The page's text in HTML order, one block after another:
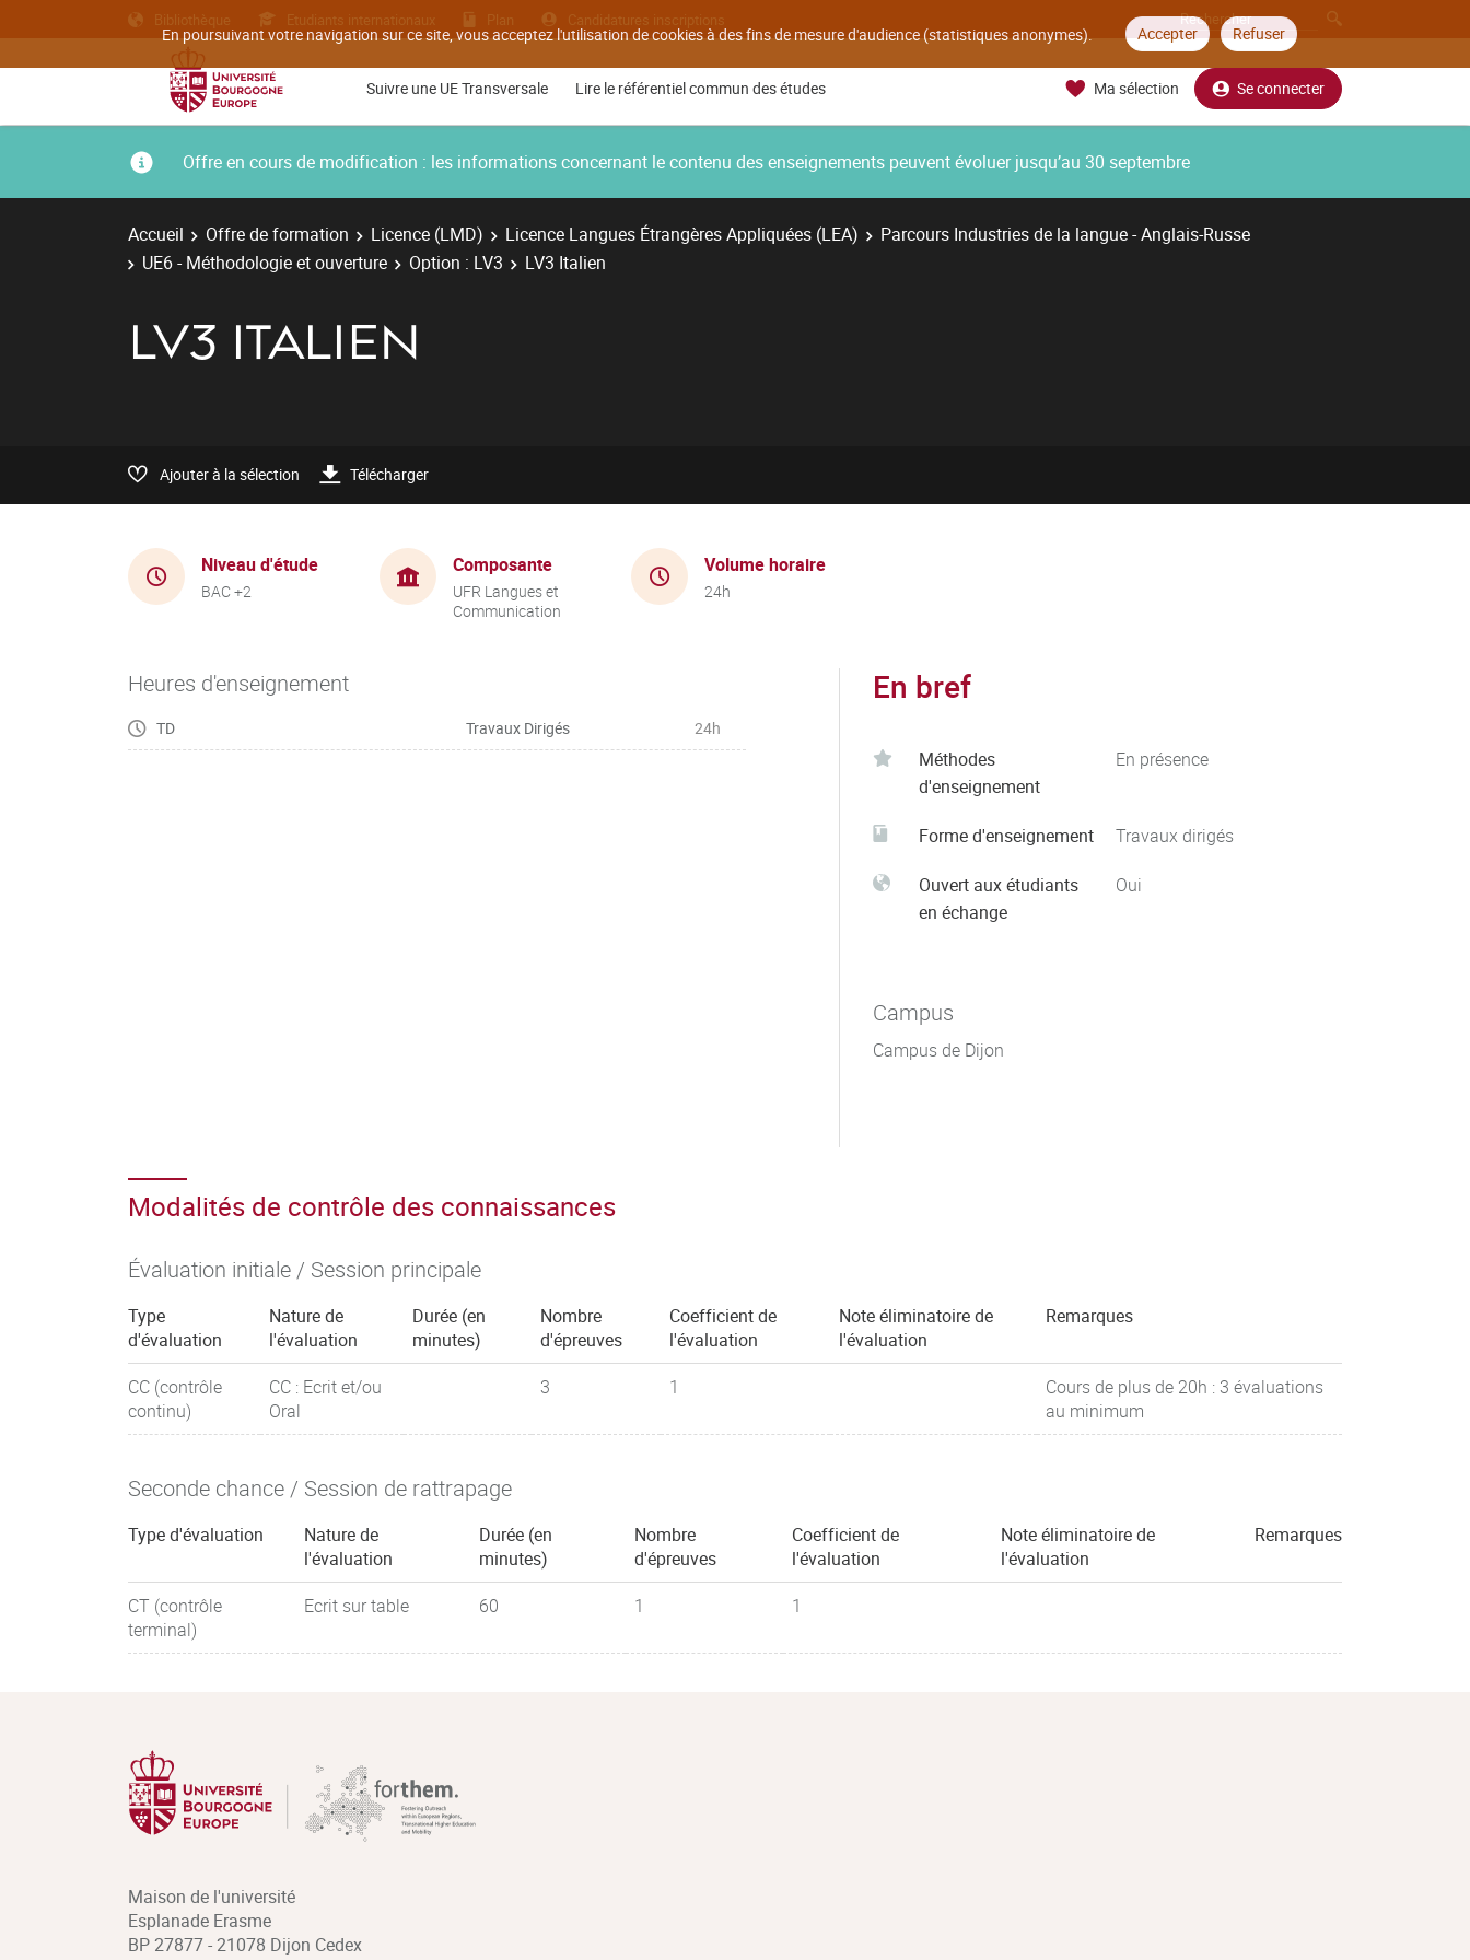
En poursuivant votre navigation sur ce site, vous acceptez l'utilisation de cookies à des fins de mesure d'audience (statistiques anonymes). Accepter Refuser
Bibliothèque Etudiants internationaux Plan Candidatures inscriptions
Suivre une UE Transversale Lire le référentiel commun des études Ma sélection Se connecter
Offre en cours de modification : les informations concernant le contenu des enseignements peuvent évoluer jusqu’au 30 septembre
Accueil Offre de formation Licence (LMD) Licence Langues Étrangères Appliquées (LEA)
Parcours Industries de la langue - Anglais-Russe
UE6 - Méthodologie et ouverture
Option : LV3 LV3 Italien
LV3 ITALIEN
Ajouter à la sélection Télécharger
Niveau d'étude
BAC +2
Composante
UFR Langues et
Communication
Volume horaire
24h
Heures d'enseignement
TD Travaux Dirigés 24h
En bref
Méthodes
d'enseignement
En présence
Forme d'enseignement Travaux dirigés
Ouvert aux étudiants
en échange
Oui
Campus
Campus de Dijon
Modalités de contrôle des connaissances
Évaluation initiale / Session principale
Type
d'évaluation
Nature de
l'évaluation
Durée (en
minutes)
Nombre
d'épreuves
Coefficient de
l'évaluation
Note éliminatoire de
l'évaluation
Remarques
CC (contrôle
continu)
CC : Ecrit et/ou
Oral
3 1
Cours de plus de 20h : 3 évaluations
au minimum
Seconde chance / Session de rattrapage
Type d'évaluation
Nature de
l'évaluation
Durée (en
minutes)
Nombre
d'épreuves
Coefficient de
l'évaluation
Note éliminatoire de
l'évaluation
Remarques
CT (contrôle
terminal)
Ecrit sur table 60 1 1
Maison de l'université
Esplanade Erasme
BP 27877 - 21078 Dijon Cedex